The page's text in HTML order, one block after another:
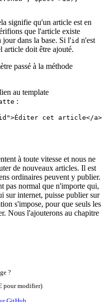
signifie qu'un article est en
que l'article existe
jour dans la base. Si l'id n'est
article doit être ajouté.
passé à la méthode
au template
:
à toute vitesse et nous ne
de nouveaux articles. Il est
ordinaires peuvent y publier.
pas normal que n'importe qui,
sur internet, puisse publier sur
s'impose, pour que seuls les
Nous l'ajouterons au chapitre